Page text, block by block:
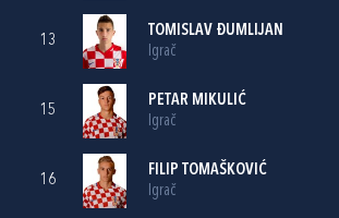
13
TOMISLAV ĐUMLIJAN
Igrač
15
PETAR MIKULIĆ
Igrač
16
FILIP TOMAŠKOVIĆ
Igrač